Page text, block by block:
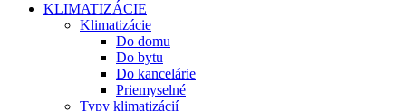
KLIMATIZÁCIE
Klimatizácie
Do domu
Do bytu
Do kancelárie
Priemyselné
Typy klimatizácií